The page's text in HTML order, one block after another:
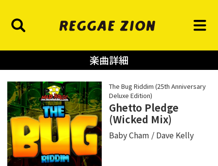
楽曲詳細
The Bug Riddim (25th Anniversary
Deluxe Edition)
Ghetto Pledge
(Wicked Mix)
Baby Cham Dave Kelly